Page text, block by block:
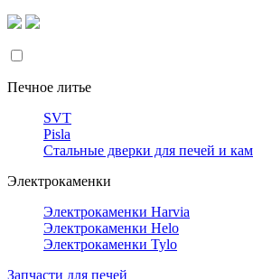
Печное литье
SVT
Pisla
Стальные дверки для печей и
Электрокаменки
Электрокаменки Harvia
Электрокаменки Helo
Электрокаменки Tylo
Запчасти для печей